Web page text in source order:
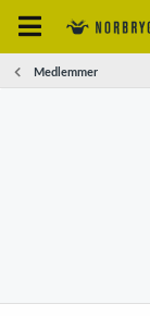
Medlemmer